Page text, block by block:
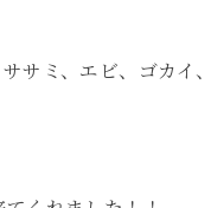
サミ、エビ、ゴカイ